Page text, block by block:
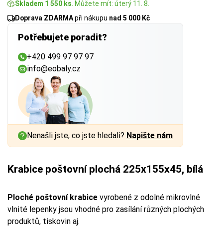
Skladem 1 550 ks . Můžete mít: úterý 11. 8.
Doprava ZDARMApři nákupu nad 5 000 Kč
Potřebujete poradit?
+420 499 97 97 97
info@eobaly.cz
Nenašli jste, co jste hledali? Napište nám
Krabice poštovní plochá 225x155x45, bílá
Ploché poštovní krabice vyrobené z odolné mikrovlné
vlnité lepenky jsou vhodné pro zasílání různých plochých
produktů, tiskovin aj.